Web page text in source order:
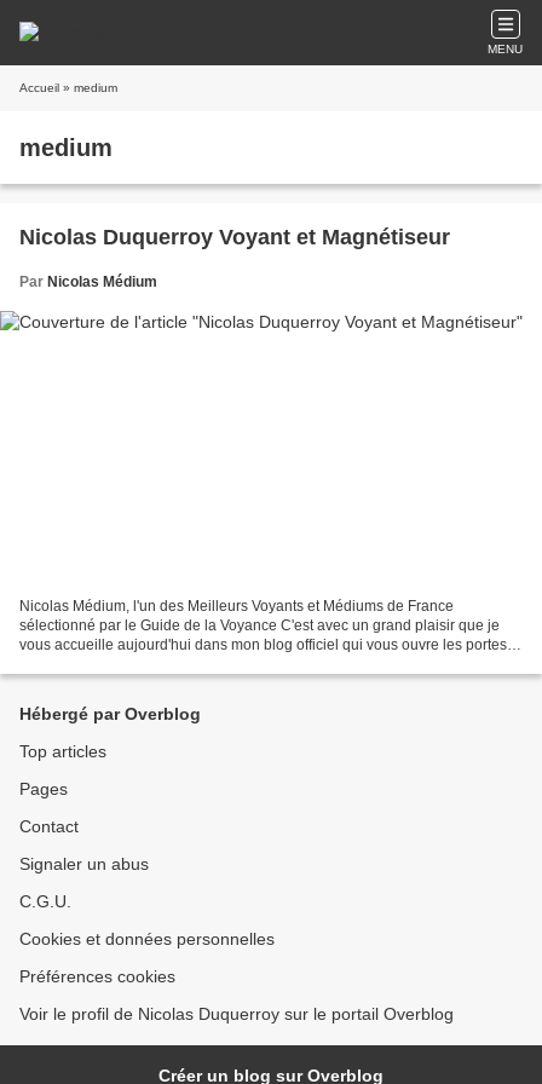
MENU
Accueil » medium
medium
Nicolas Duquerroy Voyant et Magnétiseur
Par Nicolas Médium
Nicolas Médium, l'un des Meilleurs Voyants et Médiums de France
sélectionné par le Guide de la Voyance C'est avec un grand plaisir que je
vous accueille aujourd'hui dans mon blog officiel qui vous ouvre les portes
Hébergé par Overblog
Top articles
Pages
Contact
Signaler un abus
C.G.U.
Cookies et données personnelles
Préférences cookies
Voir le profil de Nicolas Duquerroy sur le portail Overblog
Créer un blog sur Overblog